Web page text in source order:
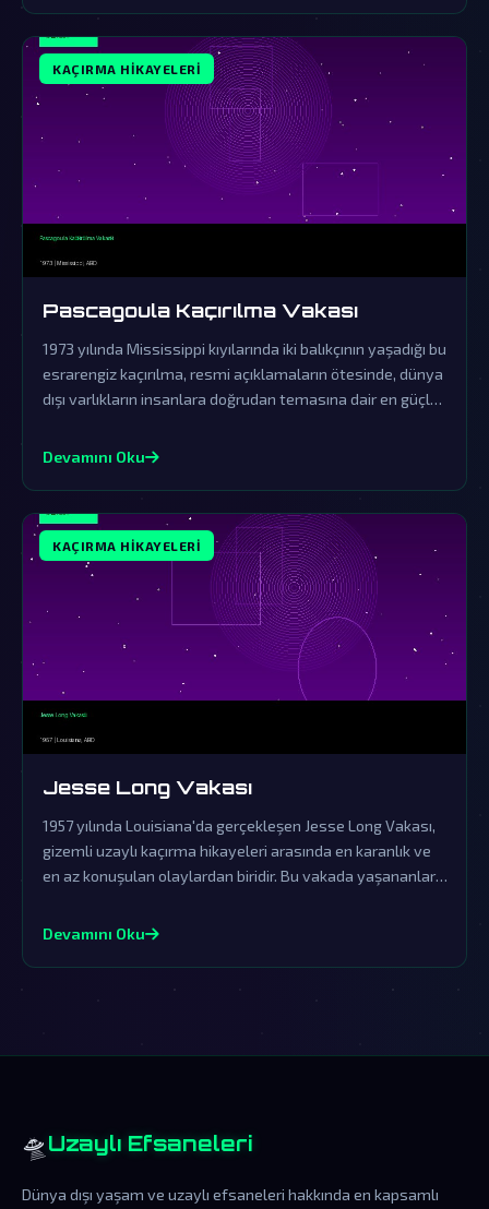
KAÇIRMA HIKAYELERI
Pascagoula Kaçırılma Vakası
1973 yılında Mississippi kıyılarında iki balıkçının yaşadığı bu
esrarengiz kaçırılma, resmi açıklamaların ötesinde, dünya
dışı varlıkların insanlara doğrudan temasına dair en güçlü
yaşananların gerçekliği, paranormal olayları anlamaya
Devamını Oku
KAÇIRMA HIKAYELERI
Jesse Long Vakası
1957 yılında Louisiana'da gerçekleşen Jesse Long Vakası,
gizemli uzaylı kaçırma hikayeleri arasında en karanlık ve
en az konuşulan olaylardan biridir. Bu vakada yaşananlar,
yaşamın varlığına dair güçlü işaretler sunmaktadır.
Devamını Oku
🛸 Uzaylı Efsaneleri
Dünya dışı yaşam ve uzaylı efsaneleri hakkında en kapsamlı